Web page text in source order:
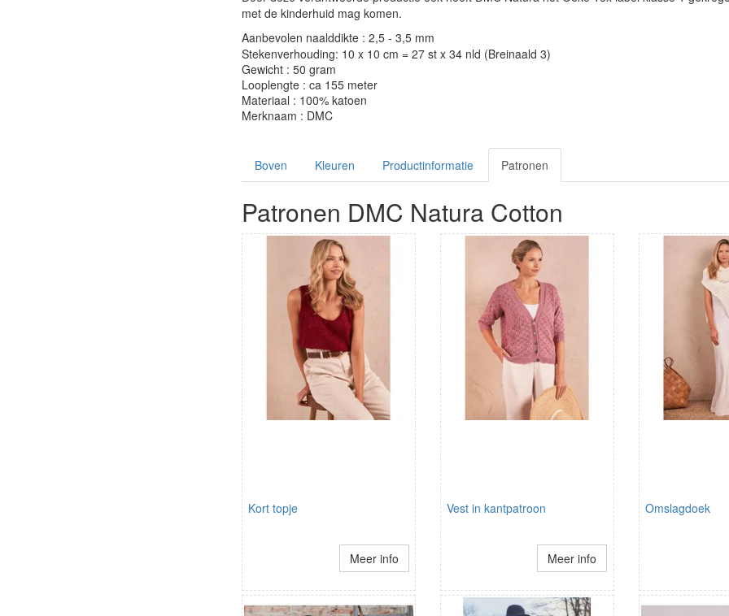
met de kinderhuid mag komen.
Aanbevolen naalddikte : 2,5 - 3,5 mm
Stekenverhouding: 10 x 10 cm = 27 st x 34 nld (Breinaald 3)
Gewicht : 50 gram
Looplengte : ca 155 meter
Materiaal : 100% katoen
Merknaam : DMC
Boven Kleuren Productinformatie Patronen
Patronen DMC Natura Cotton
Kort topje
Meer info
Vest in kantpatroon
Meer info
Omslagdoek